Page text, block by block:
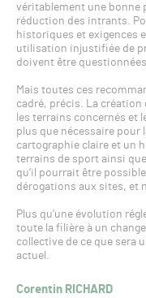
véritablement une bonne
réduction des intrants.
historiques et exigences
utilisation injustifiée de
doivent être questionnées.
Mais toutes ces
cadré, précis. La création
les terrains concernés et
plus que nécessaire pour
cartographie claire et un
terrains de sport ainsi
qu’il pourrait être
dérogations aux sites, et
Plus qu’une évolution
toute la filière à un
collective de ce que sera
actuel.
Corentin RICHARD